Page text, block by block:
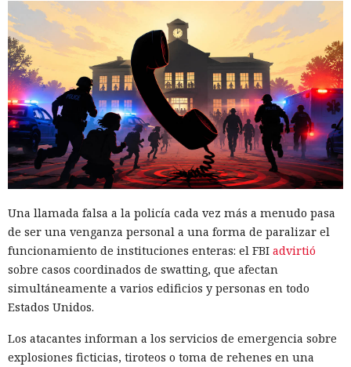
Una llamada falsa a la policía cada vez más a menudo pasa
de ser una venganza personal a una forma de paralizar el
funcionamiento de instituciones enteras: el FBI advirtió
sobre casos coordinados de swatting, que afectan
simultáneamente a varios edificios y personas en todo
Estados Unidos.
Los atacantes informan a los servicios de emergencia sobre
explosiones ficticias, tiroteos o toma de rehenes en una